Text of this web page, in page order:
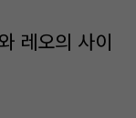
레오의 사이